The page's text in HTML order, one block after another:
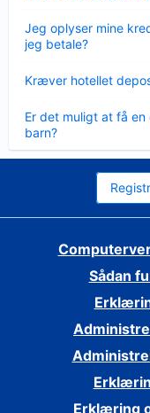
Jeg oplyser mine
jeg betale?
Kræver hotellet
Er det muligt at få
barn?
Sådan
Erklæring